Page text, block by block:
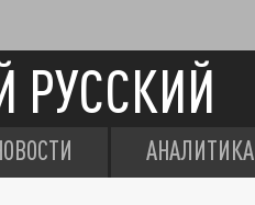
РУССКИЙ
АНАЛИТИКА